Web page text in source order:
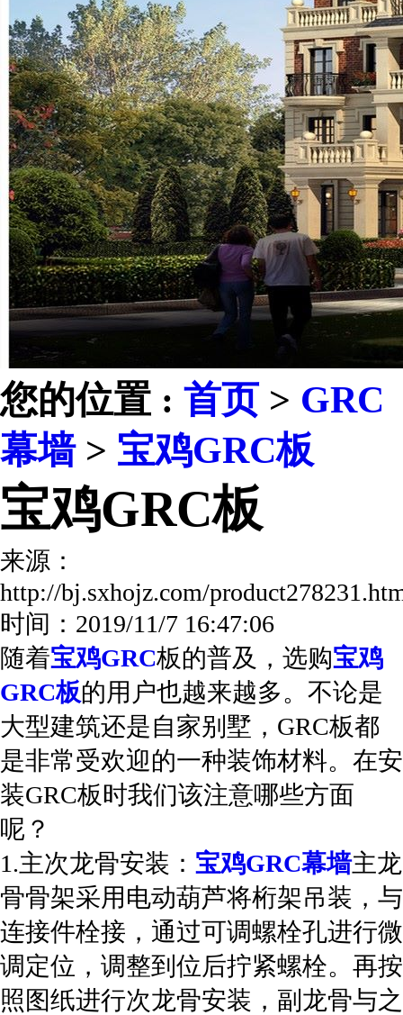
您的位置 : 首页 > GRC
幕墙> 宝鸡GRC板
宝鸡GRC板
来源：
http://bj.sxhojz.com/
时间：2019/11/7 16:47:06
随着宝鸡GRC板的普及，选购宝鸡
GRC板的用户也越来越多。不论是
大型建筑还是自家别墅，GRC板都
是非常受欢迎的一种装饰材料。在安
装GRC板时我们该注意哪些方面
呢？
1.主次龙骨安装： 宝鸡GRC幕墙主龙
骨骨架采用电动葫芦将桁架吊装，与
连接件栓接，通过可调螺栓孔进行微
调定位，调整到位后拧紧螺栓。再按
照图纸进行次龙骨安装，副龙骨与之